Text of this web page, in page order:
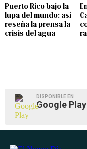
Puerto Rico bajo la
lupa del mundo: así
reseña la prensa la
crisis del agua
DISPONIBLE EN
Google Play